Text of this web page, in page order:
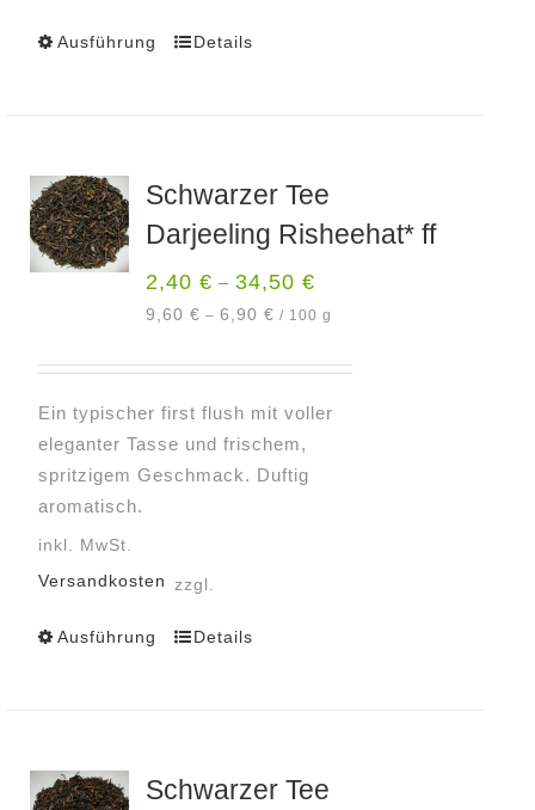
Ausführung
Dieses
auf.
Die
können
auf
gewählt
werden
Details
Schwarzer Tee
Darjeeling Risheehat* ff
2,40€ –34,50€
9,60€ –6,90€ / 100 g
Ein typischer first flush mit voller
eleganter Tasse und frischem,
spritzigem Geschmack. Duftig
aromatisch.
inkl. MwSt.
zzgl.
Versandkosten
Ausführung
Dieses
auf.
Details
Schwarzer Tee